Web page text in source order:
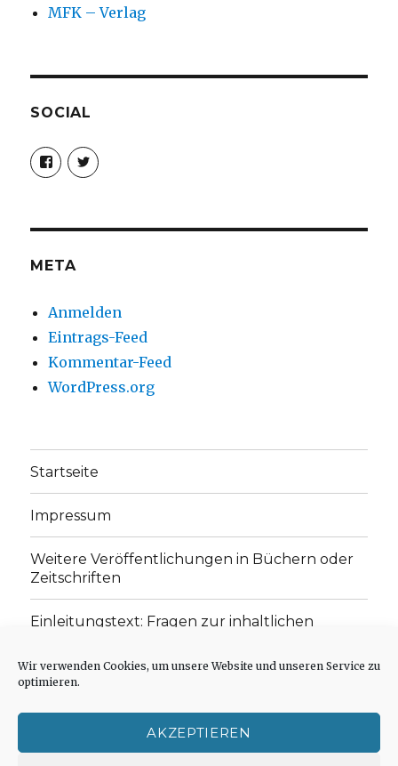
Wir verwenden Cookies, um unsere Website und unseren Service zu
optimieren.
AKZEPTIEREN
MFK – Verlag
SOCIAL
Profil
von
christoph.fleischer1
anzeigen
Profil
von
anzeigen
META
Anmelden
Eintrags-Feed
Kommentar-Feed
WordPress.org
Startseite
Impressum
Weitere Veröffentlichungen in Büchern oder
Zeitschriften
Einleitungstext: Fragen zur inhaltlichen
„schwachen Glaubens“